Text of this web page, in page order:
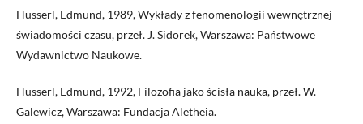
Husserl, Edmund, 1989, Wykłady z fenomenologii wewnętrznej
świadomości czasu, przeł. J. Sidorek, Warszawa: Państwowe
Wydawnictwo Naukowe.
Husserl, Edmund, 1992, Filozofia jako ścisła nauka, przeł. W.
Galewicz, Warszawa: Fundacja Aletheia.